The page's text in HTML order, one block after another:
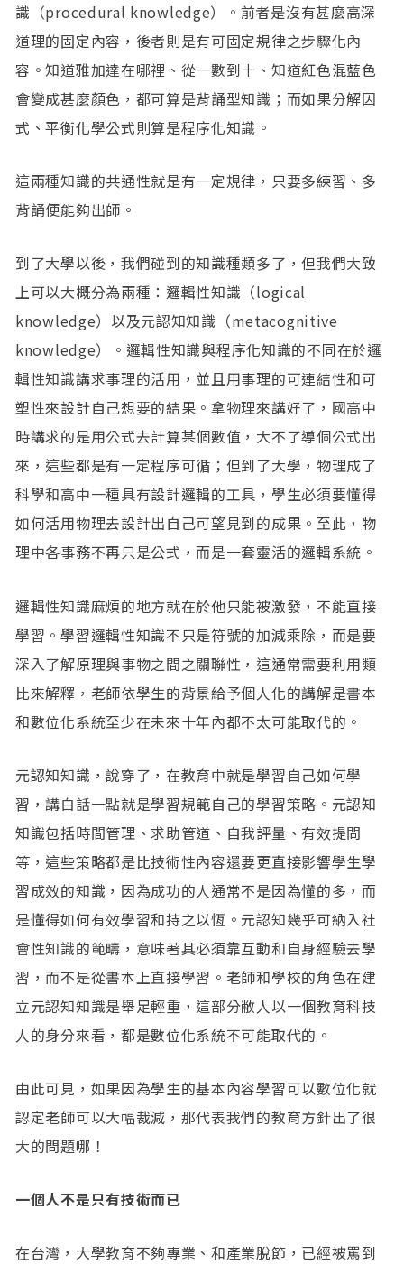
識（procedural knowledge）。前者是沒有甚麼高深
道理的固定內容，後者則是有可固定規律之步驟化內
容。知道雅加達在哪裡、從一數到十、知道紅色混藍色
會變成甚麼顏色，都可算是背誦型知識；而如果分解因
式、平衡化學公式則算是程序化知識。
這兩種知識的共通性就是有一定規律，只要多練習、多
背誦便能夠出師。
到了大學以後，我們碰到的知識種類多了，但我們大致
上可以大概分為兩種：邏輯性知識（logical
knowledge）以及元認知知識（metacognitive
knowledge）。邏輯性知識與程序化知識的不同在於邏
輯性知識講求事理的活用，並且用事理的可連結性和可
塑性來設計自己想要的結果。拿物理來講好了，國高中
時講求的是用公式去計算某個數值，大不了導個公式出
來，這些都是有一定程序可循；但到了大學，物理成了
科學和高中一種具有設計邏輯的工具，學生必須要懂得
如何活用物理去設計出自己可望見到的成果。至此，物
理中各事務不再只是公式，而是一套靈活的邏輯系統。
邏輯性知識麻煩的地方就在於他只能被激發，不能直接
學習。學習邏輯性知識不只是符號的加減乘除，而是要
深入了解原理與事物之間之關聯性，這通常需要利用類
比來解釋，​老師依學生的背景給予個人化的講解是書本
和數位化系統至少在未來十年內都不太可能取代的​。
元認知知識，說穿了，在教育中就是學習自己如何學
習，講白話一點就是學習規範自己的學習策略。元認知
知識包括時間管理、求助管道、自我評量、有效提問
等，​這些策略都是比技術性內容還要更直接影響學生學
習成效的知識，因為成功的人通常不是因為懂的多，而
是懂得如何有效學習和持之以恆​。元認知幾乎可納入社
會性知識的範疇，意味著其必須靠互動和自身經驗去學
習，而不是從書本上直接學習。老師和學校的角色在建
立元認知知識是舉足輕重，這部分敝人以一個教育科技
人的身分來看，都是數位化系統不可能取代的。
由此可見，如果因為學生的基本內容學習可以數位化就
認定老師可以大幅裁減，那代表我們的教育方針出了很
大的問題哪！
一個人不是只有技術而已
在台灣，大學教育不夠專業、和產業脫節，已經被罵到